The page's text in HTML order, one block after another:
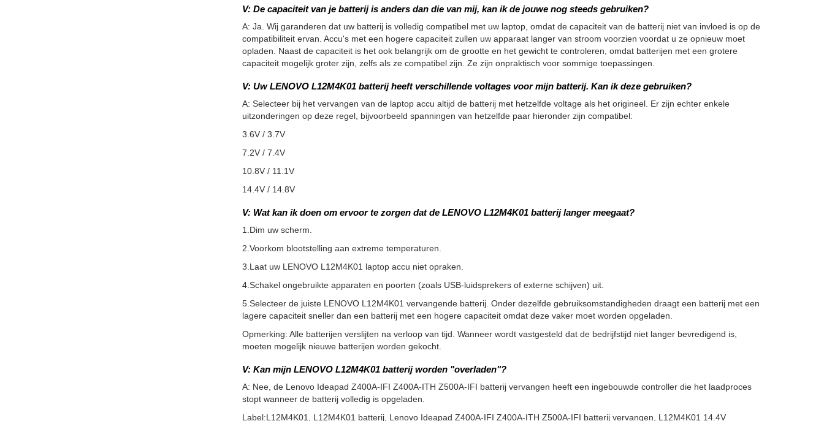
V: De capaciteit van je batterij is anders dan die van mij, kan ik de jouwe nog steeds gebruiken?
A: Ja. Wij garanderen dat uw batterij is volledig compatibel met uw laptop, omdat de capaciteit van de batterij niet van invloed is op de
compatibiliteit ervan. Accu's met een hogere capaciteit zullen uw apparaat langer van stroom voorzien voordat u ze opnieuw moet
opladen. Naast de capaciteit is het ook belangrijk om de grootte en het gewicht te controleren, omdat batterijen met een grotere
capaciteit mogelijk groter zijn, zelfs als ze compatibel zijn. Ze zijn onpraktisch voor sommige toepassingen.
V: Uw LENOVO L12M4K01 batterij heeft verschillende voltages voor mijn batterij. Kan ik deze gebruiken?
A: Selecteer bij het vervangen van de laptop accu altijd de batterij met hetzelfde voltage als het origineel. Er zijn echter enkele
uitzonderingen op deze regel, bijvoorbeeld spanningen van hetzelfde paar hieronder zijn compatibel:
3.6V / 3.7V
7.2V / 7.4V
10.8V / 11.1V
14.4V / 14.8V
V: Wat kan ik doen om ervoor te zorgen dat de LENOVO L12M4K01 batterij langer meegaat?
1.Dim uw scherm.
2.Voorkom blootstelling aan extreme temperaturen.
3.Laat uw LENOVO L12M4K01 laptop accu niet opraken.
4.Schakel ongebruikte apparaten en poorten (zoals USB-luidsprekers of externe schijven) uit.
5.Selecteer de juiste LENOVO L12M4K01 vervangende batterij. Onder dezelfde gebruiksomstandigheden draagt een batterij met een
lagere capaciteit sneller dan een batterij met een hogere capaciteit omdat deze vaker moet worden opgeladen.
Opmerking: Alle batterijen verslijten na verloop van tijd. Wanneer wordt vastgesteld dat de bedrijfstijd niet langer bevredigend is,
moeten mogelijk nieuwe batterijen worden gekocht.
V: Kan mijn LENOVO L12M4K01 batterij worden "overladen"?
A: Nee, de Lenovo Ideapad Z400A-IFI Z400A-ITH Z500A-IFI batterij vervangen heeft een ingebouwde controller die het laadproces
stopt wanneer de batterij volledig is opgeladen.
Label:L12M4K01, L12M4K01 batterij, Lenovo Ideapad Z400A-IFI Z400A-ITH Z500A-IFI batterij vervangen, L12M4K01 14.4V